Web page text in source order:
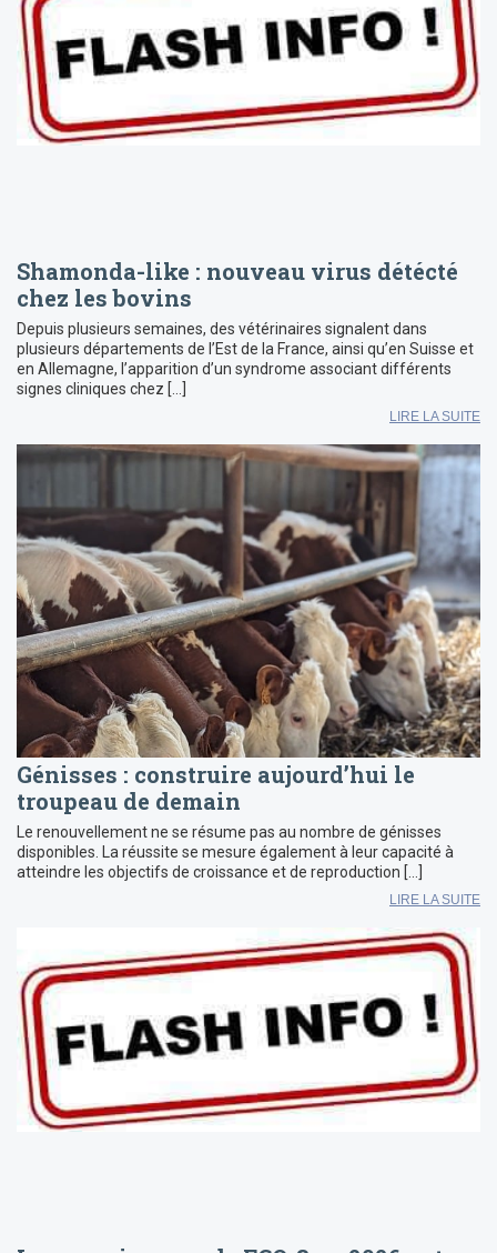
Shamonda-like : nouveau virus détécté
chez les bovins
Depuis plusieurs semaines, des vétérinaires signalent dans
plusieurs départements de l’Est de la France, ainsi qu’en Suisse et
en Allemagne, l’apparition d’un syndrome associant différents
signes cliniques chez […]
LIRE LA SUITE
Génisses : construire aujourd’hui le
troupeau de demain
Le renouvellement ne se résume pas au nombre de génisses
disponibles. La réussite se mesure également à leur capacité à
atteindre les objectifs de croissance et de reproduction […]
LIRE LA SUITE